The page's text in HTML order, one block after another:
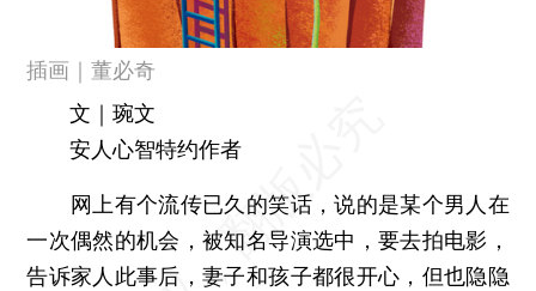
插画｜董必奇
文｜琬文
安人心智特约作者
网上有个流传已久的笑话，说的是某个男人在
一次偶然的机会，被知名导演选中，要去拍电影，
告诉家人此事后，妻子和孩子都很开心，但也隐隐